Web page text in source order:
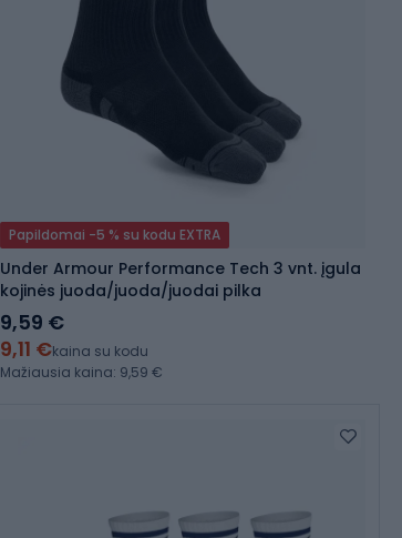
Papildomai -5 % su kodu EXTRA
Under Armour Performance Tech 3 vnt. įgula
kojinės juoda/juoda/juodai pilka
9,59 €
9,11 €kaina su kodu
Mažiausia kaina: 9,59 €